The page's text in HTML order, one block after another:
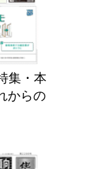
集・本
からの